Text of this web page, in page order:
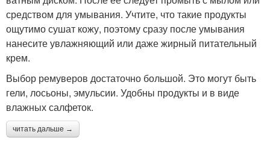
средством для умывания. Учтите, что такие продукты
ощутимо сушат кожу, поэтому сразу после умывания
нанесите увлажняющий или даже жирный питательный
крем.
Выбор ремуверов достаточно большой. Это могут быть
гели, лосьоны, эмульсии. Удобны продукты и в виде
влажных салфеток.
читать дальше →